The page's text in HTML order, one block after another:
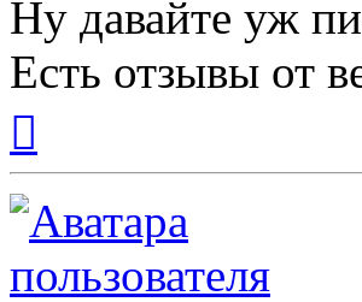
Ну давайте уж
Есть отзывы от
началу